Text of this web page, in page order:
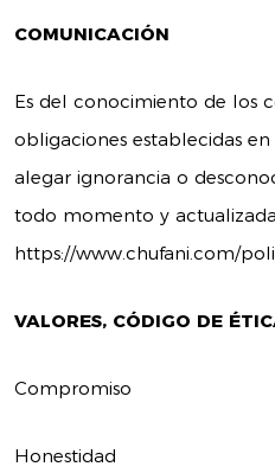
COMUNICACIÓN
Es del conocimiento de los
obligaciones establecidas
alegar ignorancia o
todo momento y
https://www.chufani.com/
VALORES, CÓDIGO DE
Compromiso
Honestidad